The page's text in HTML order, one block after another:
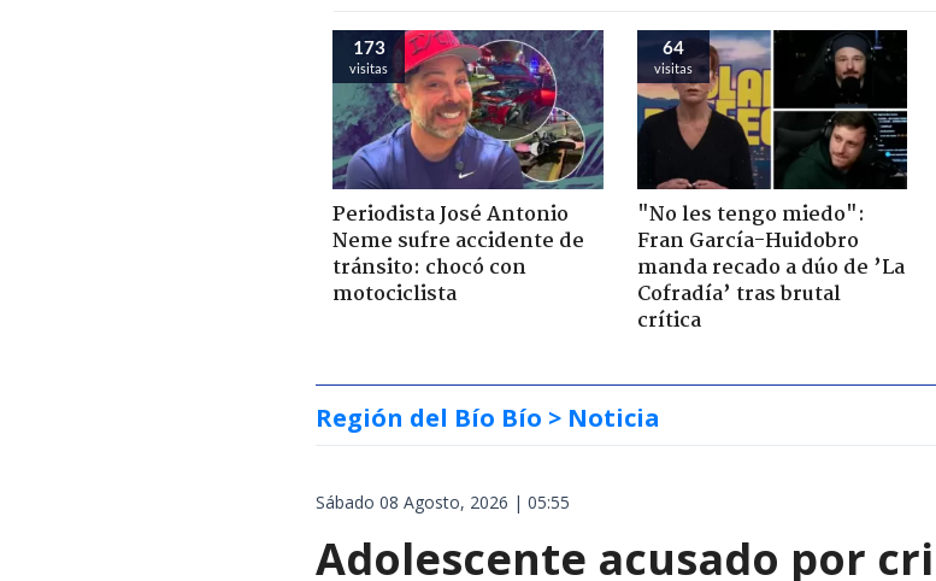
173
visitas
Periodista José Antonio
Neme sufre accidente de
tránsito: chocó con
motociclista
64
visitas
"No les tengo miedo":
Fran García-Huidobro
manda recado a dúo de ’La
Cofradía’ tras brutal
crítica
Región del Bío Bío > Noticia
Sábado 08 Agosto, 2026 | 05:55
Adolescente acusado por